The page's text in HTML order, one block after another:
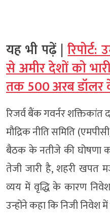
यह भी पढ़ें |
से अमीर देशों को
तक 500 अरब
रिजर्व बैंक गवर्नर शक्तिकांत
मौद्रिक नीति समिति
बैठक के नतीजे की घोषणा
तेजी जारी है, शहरी खपत
व्यय में वृद्धि के कारण
उन्होंने कहा कि निजी